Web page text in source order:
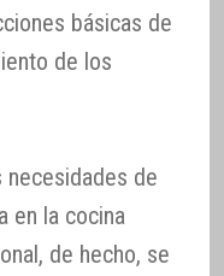
básicas de
de los
necesidades de
en la cocina
de hecho, se